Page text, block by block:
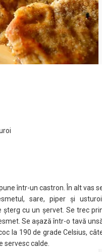
într-un castron. În alt vas
sare, piper şi
şterg cu un şervet. Se trec
Se aşază într-o tavă
la 190 de grade Celsius,
servesc calde.